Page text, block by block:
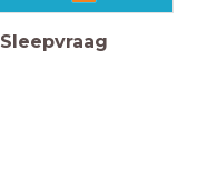
Sleepvraag